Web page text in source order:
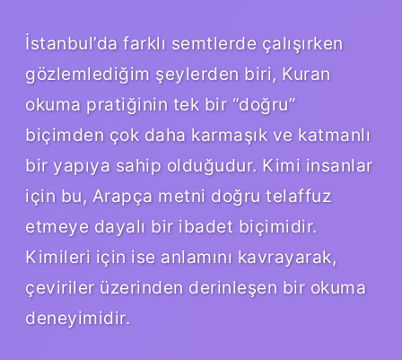
İstanbul’da farklı semtlerde çalışırken
gözlemlediğim şeylerden biri, Kuran
okuma pratiğinin tek bir “doğru”
biçimden çok daha karmaşık ve katmanlı
bir yapıya sahip olduğudur. Kimi insanlar
için bu, Arapça metni doğru telaffuz
etmeye dayalı bir ibadet biçimidir.
Kimileri için ise anlamını kavrayarak,
çeviriler üzerinden derinleşen bir okuma
deneyimidir.